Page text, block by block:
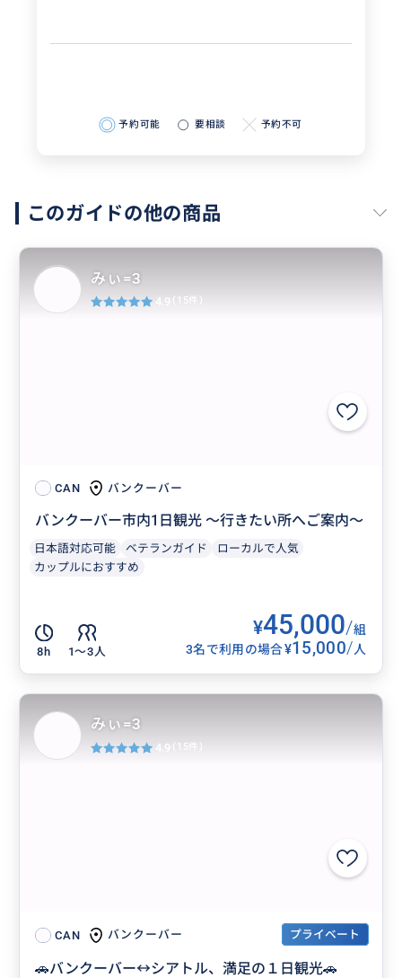
予約可能 要相談 予約不可
このガイドの他の商品
CAN バンクーバー
バンクーバー市内1日観光 〜行きたい所へご案内〜
日本語対応可能 ベテランガイド
ローカルで人気
カップルにおすすめ
8h 1〜3人
¥45,000/組
3名で利用の場合¥15,000/人
みぃ=3
4.9 (15件)
CAN バンクーバー プライベート
🚗バンクーバー↔️シアトル、満足の１日観光🚗
みぃ=3
4.9 (15件)